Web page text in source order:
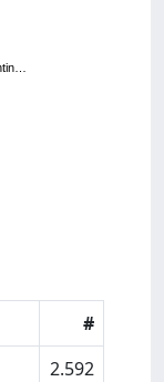
#
2.592